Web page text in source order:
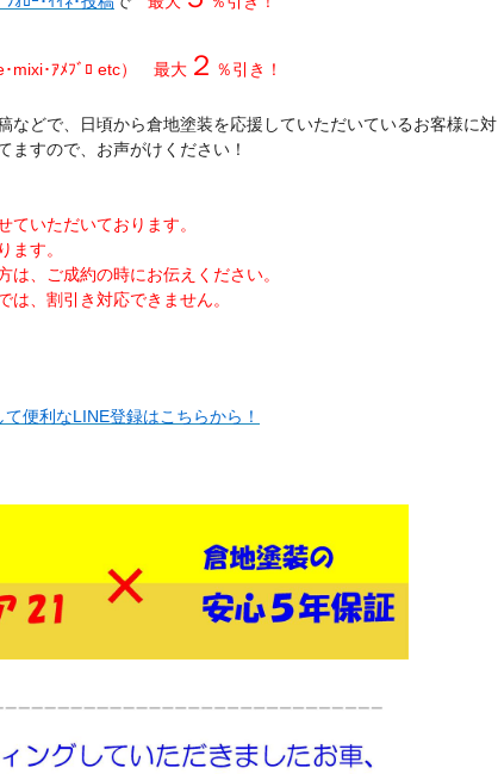
mixi･ｱﾒﾌﾞﾛ etc） 最大 ２ ％引き！
などで、日頃から倉地塗装を応援していただいているお客様に対
ますので、お声がけください！
ていただいております。
ます。
は、ご成約の時にお伝えください。
は、割引き対応できません。
便利なLINE登録はこちらから！